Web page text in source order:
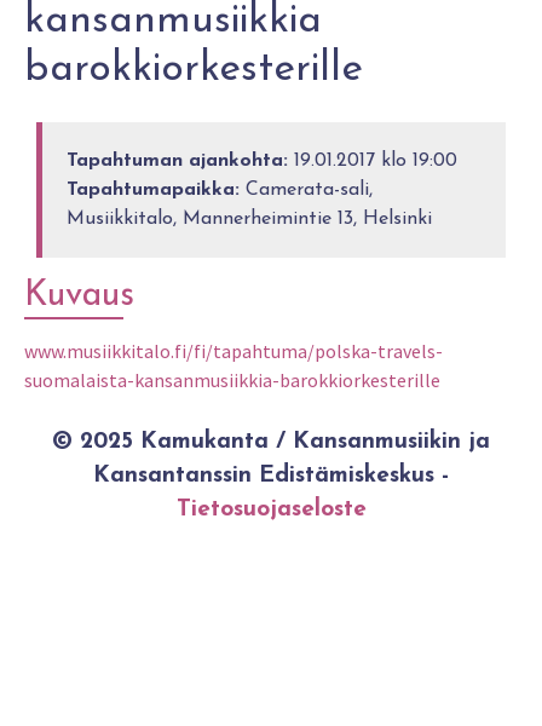
kansanmusiikkia
barokkiorkesterille
Tapahtuman ajankohta: 19.01.2017 klo 19:00
Tapahtumapaikka: Camerata-sali,
Musiikkitalo, Mannerheimintie 13, Helsinki
Kuvaus
www.musiikkitalo.fi/fi/tapahtuma/polska-travels-
suomalaista-kansanmusiikkia-barokkiorkesterille
© 2025 Kamukanta / Kansanmusiikin ja
Kansantanssin Edistämiskeskus -
Tietosuojaseloste